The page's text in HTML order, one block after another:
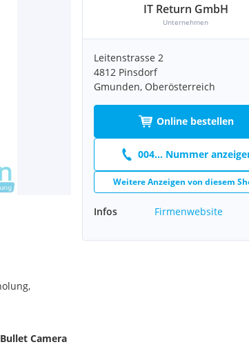
IT Return GmbH
Unternehmen
Leitenstrasse 2
4812 Pinsdorf
Gmunden, Oberösterreich
Online bestellen
004... Nummer
Weitere Anzeigen von diesem
Infos Firmenwebsite
Camera